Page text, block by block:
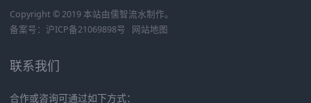
Copyright © 2019 本站由儒智流水制作。
备案号： 沪ICP备21069898号 网站地图
联系我们
合作或咨询可通过如下方式：